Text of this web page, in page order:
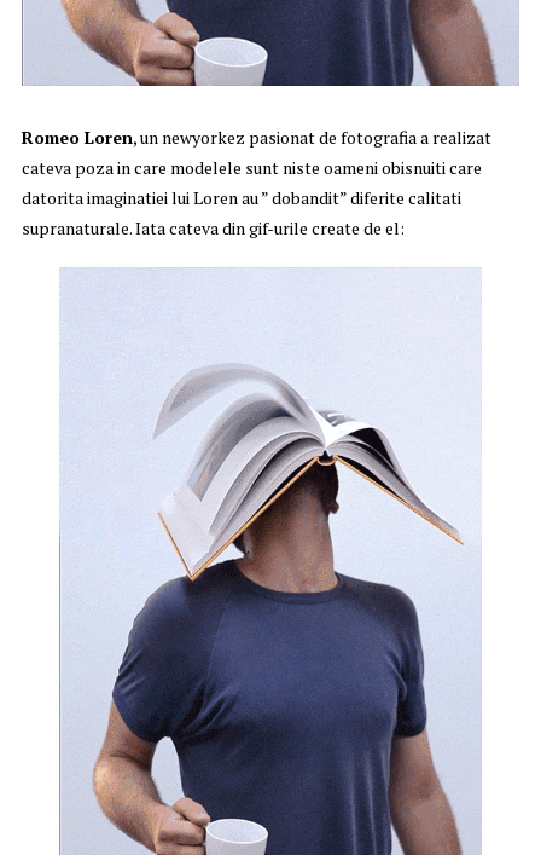
Romeo Loren, un newyorkez pasionat de fotografia a realizat
cateva poza in care modelele sunt niste oameni obisnuiti care
datorita imaginatiei lui Loren au ” dobandit” diferite calitati
supranaturale. Iata cateva din gif-urile create de el: